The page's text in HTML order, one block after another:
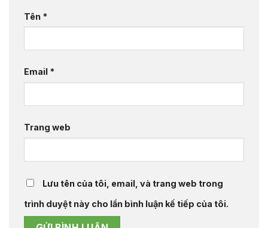
Tên *
Email *
Trang web
Lưu tên của tôi, email, và trang web trong
trình duyệt này cho lần bình luận kế tiếp của tôi.